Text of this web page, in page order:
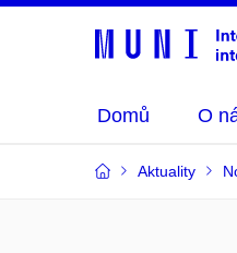
Domů O
Aktuality